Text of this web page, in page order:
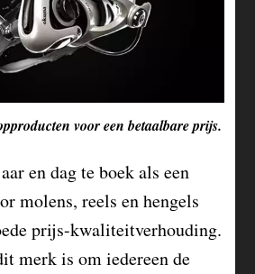
voor een betaalbare prijs.
en dag te boek als een
molens, reels en hengels
prijs-kwaliteitverhouding.
merk is om iedereen de